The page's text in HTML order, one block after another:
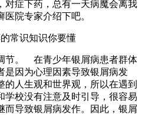
对症下药，总有一天病魔会离我
院专家介绍下吧。
节。 在青少年银屑病患者群体
是因为心理因素导致银屑病发
人生观和世界观，所以在遇到
学校没有注意及时引导，很容易
而导致银屑病发作。因此，银屑